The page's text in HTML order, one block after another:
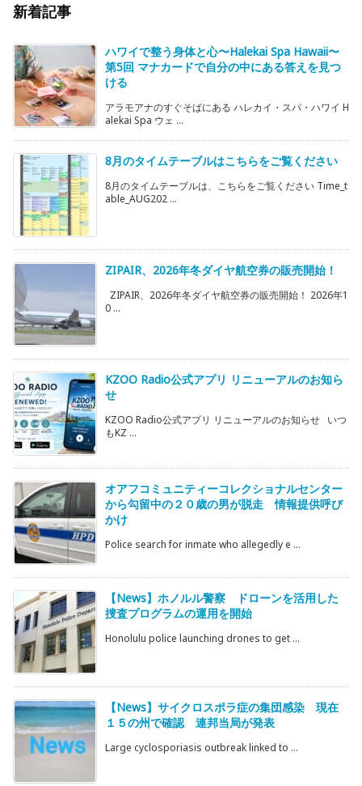
新着記事
ハワイで整う身体と心〜Halekai Spa Hawaii〜
第5回 マナカードで自分の中にある答えを見つ
ける
アラモアナのすぐそばにある ハレカイ・スパ・ハワイ H
alekai Spa ウェ ...
8月のタイムテーブルはこちらをご覧ください
8月のタイムテーブルは、こちらをご覧ください Time_t
able_AUG202 ...
ZIPAIR、2026年冬ダイヤ航空券の販売開始！
ZIPAIR、2026年冬ダイヤ航空券の販売開始！ 2026年1
0 ...
KZOO Radio公式アプリ リニューアルのお知ら
せ
KZOO Radio公式アプリ リニューアルのお知らせ いつ
もKZ ...
オアフコミュニティーコレクショナルセンター
から勾留中の２０歳の男が脱走 情報提供呼び
かけ
Police search for inmate who allegedly e ...
【News】ホノルル警察 ドローンを活用した
捜査プログラムの運用を開始
Honolulu police launching drones to get ...
【News】サイクロスポラ症の集団感染 現在
１５の州で確認 連邦当局が発表
Large cyclosporiasis outbreak linked to ...